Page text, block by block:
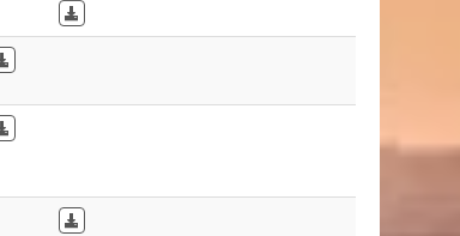
Download in Dutch
Download in French
Download in French
Download in Dutch